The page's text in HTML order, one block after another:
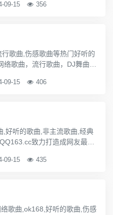
09-15 356
歌曲,伤感歌曲等热门好听的
歌曲，流行歌曲，DJ舞曲，
舞曲，好听音乐网，好听歌
09-15 406
好听的歌曲,非主流歌曲,经典
致力打造成网友最喜
09-15 435
歌曲,ok168,好听的歌曲,伤感